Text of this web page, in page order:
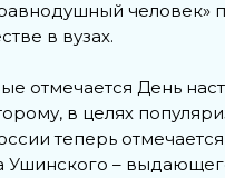
человек»
в вузах.
отмечается День
в целях
теперь
–